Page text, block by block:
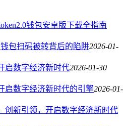
钱包安卓版下载全指南
包扫码被转背后的陷阱2026-01-
启数字经济新时代2026-01-30
启数字经济新时代的引擎2026-01-
创新引领，开启数字经济新时代